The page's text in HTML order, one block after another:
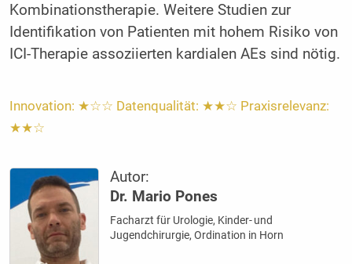
Kombinationstherapie. Weitere Studien zur
Identifikation von Patienten mit hohem Risiko von
ICI-Therapie assoziierten kardialen AEs sind nötig.
Innovation: ★☆☆ Datenqualität: ★★☆ Praxisrelevanz:
★★☆
Autor:
Dr. Mario Pones
Facharzt für Urologie, Kinder- und
Jugendchirurgie, Ordination in Horn